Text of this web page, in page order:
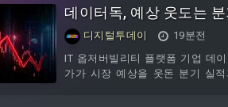
학교에서 환경개선이나 시설관리
하는 폐목재를 협약기관이 무상으
처리해 학교의 처리 비용과 관련 행
부담을 줄이는 데 목적이 있다. 수
명을 넘긴 챗GPT는 무료·고 이용
모델도 GPT-5.5에서 GPT-5.6 루나
다.무료 이용자와 고 이용자에게는
질문에 더 높은 추론 성능을 적용
크 버튼도 추가된다. 파일, 이미
데이터독, 예상 웃도는 분
적에도 주가 급락
디지털투데이
19분전
IT 옵저버빌리티 플랫폼 기업 데
가가 시장 예상을 웃돈 분기 실적